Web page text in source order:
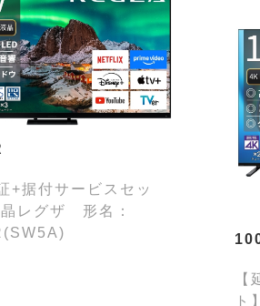
+据付サービスセッ
晶レグザ 形名：
ト